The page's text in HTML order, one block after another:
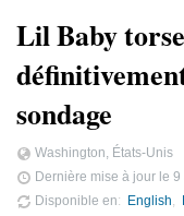
Lil Baby
sondage
Washington, États-Unis
Dernière mise à jour le 9
Disponible en
English